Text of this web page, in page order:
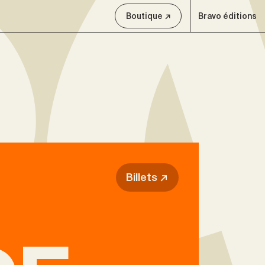
Boutique ↗ Bravo éditions
Billets ↗